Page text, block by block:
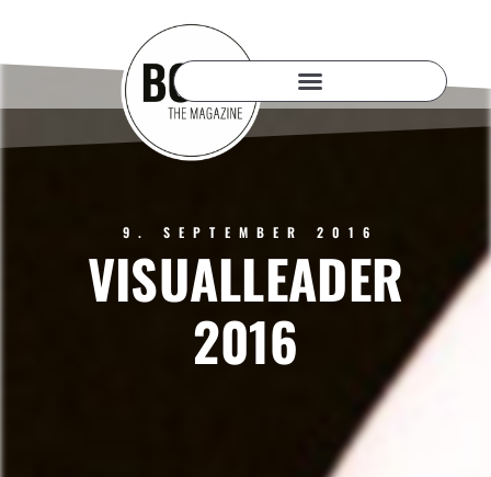
9. SEPTEMBER 2016
VISUALLEADER
2016